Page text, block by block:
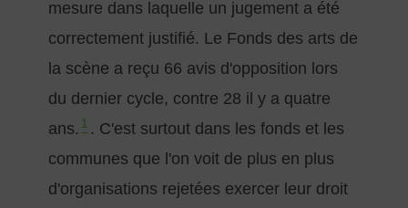
mesure dans laquelle un jugement a été
correctement justifié. Le Fonds des arts de
la scène a reçu 66 avis d'opposition lors
du dernier cycle, contre 28 il y a quatre
ans. 1 . C'est surtout dans les fonds et les
communes que l'on voit de plus en plus
d'organisations rejetées exercer leur droit